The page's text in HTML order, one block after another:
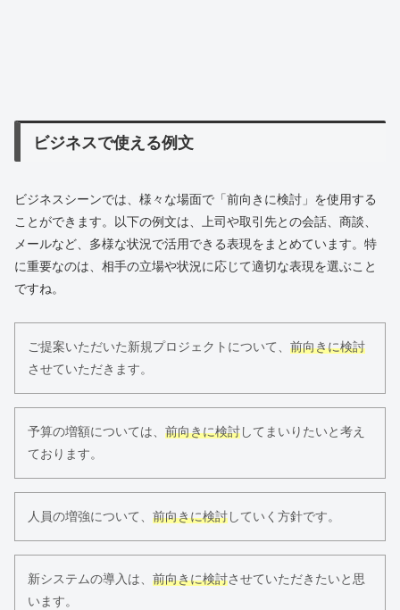
ビジネスで使える例文
ビジネスシーンでは、様々な場面で「前向きに検討」を使用する
ことができます。以下の例文は、上司や取引先との会話、商談、
メールなど、多様な状況で活用できる表現をまとめています。特
に重要なのは、相手の立場や状況に応じて適切な表現を選ぶこと
ですね。
ご提案いただいた新規プロジェクトについて、 前向きに検討
させていただきます。
予算の増額については、 前向きに検討してまいりたいと考え
ております。
人員の増強について、 前向きに検討していく方針です。
新システムの導入は、 前向きに検討させていただきたいと思
います。